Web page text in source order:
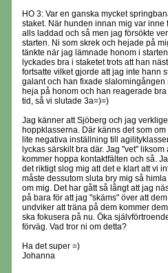
HO 3: Var en ganska mycket
staket. När hunden innan mig var
alls laddad och så men jag försökte
starten. Ni som skrek och hejade på
tänkte när jag lämnade honom i
lyckades bra i staketet trots att han
fortsatte vilket gjorde att jag inte hann
galant och han fixade
heja på honom och han reagerade
tid, så vi slutade 3a=)=)
Jag känner att Sjöberg och jag
hoppklasserna. Där känns det som
lite negativa inställning till
lyckas särskilt bra där. Jag "vet"
kommer hoppa kontaktfälten och så.
det riktigt slog mig att det e klart att vi
måste dessutom sluta bry mig så
om mig. Det har gått så långt att jag
på bara för att jag "skäms" över att
undviker att träna på dem kommer
ska fokusera på nu. Öka
förväg. Vad tror ni om detta?
Ha det super =)
Johanna